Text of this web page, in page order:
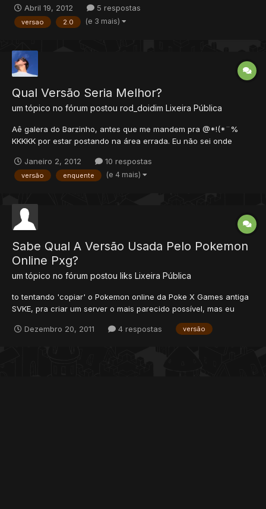
do item !!! entao vamos ao script Primeira Coisa va em otserv /
data / talkactions / talkactions.xml ! e...
Abril 19, 2012 5 respostas
versao 2.0 (e 3 mais)
Qual Versão Seria Melhor?
um tópico no fórum postou rod_doidim Lixeira Pública
Aê galera do Barzinho, antes que me mandem pra @*!(*¨%
KKKKK por estar postando na área errada. Eu não sei onde
um servidor atual de Tibia? (digo atual no sentido que irá ser
aberto esta semana) 8.60 ou 8.70 ? Sendo que 8....
Janeiro 2, 2012 10 respostas
versão enquente (e 4 mais)
Sabe Qual A Versão Usada Pelo Pokemon
Online Pxg?
um tópico no fórum postou liks Lixeira Pública
to tentando 'copiar' o Pokemon online da Poke X Games antiga
SVKE, pra criar um server o mais parecido possível, mas eu
encontrei varias versões de ots, mas eu queria a versão usada
Dezembro 20, 2011 4 respostas versão